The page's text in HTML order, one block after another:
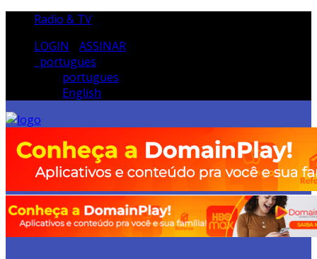
Radio & TV
LOGIN
ASSINAR
portugues
portugues
English